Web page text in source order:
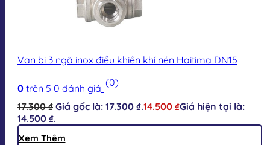
Van bi 3 ngã inox điều khiển khí nén Haitima DN15
0 trên 5 0 đánh giá (0)
17.300₫ Giá gốc là: 17.300 ₫.14.500 ₫Giá hiện tại là:
14.500 ₫.
Xem Thêm